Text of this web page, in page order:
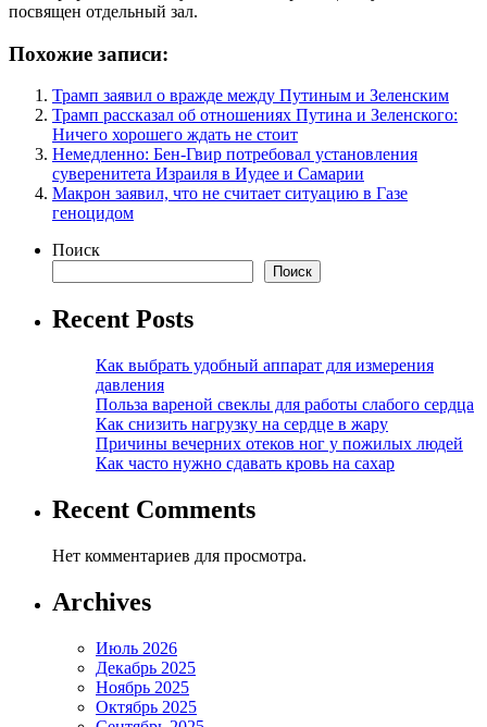
посвящен отдельный зал.
Похожие записи:
Трамп заявил о вражде между Путиным и Зеленским
Трамп рассказал об отношениях Путина и Зеленского:
Ничего хорошего ждать не стоит
Немедленно: Бен-Гвир потребовал установления
суверенитета Израиля в Иудее и Самарии
Макрон заявил, что не считает ситуацию в Газе
геноцидом
Поиск
Поиск
Recent Posts
Как выбрать удобный аппарат для измерения
давления
Польза вареной свеклы для работы слабого сердца
Как снизить нагрузку на сердце в жару
Причины вечерних отеков ног у пожилых людей
Как часто нужно сдавать кровь на сахар
Recent Comments
Нет комментариев для просмотра.
Archives
Июль 2026
Декабрь 2025
Ноябрь 2025
Октябрь 2025